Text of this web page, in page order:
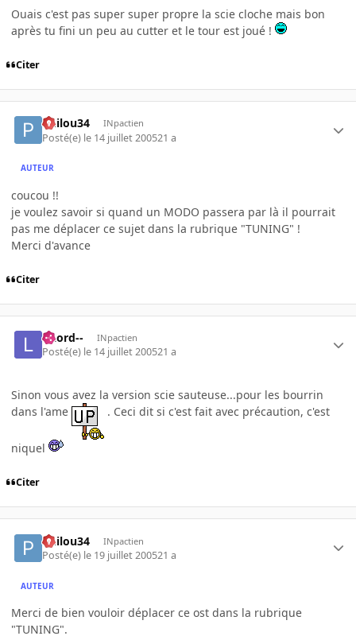
Ouais c'est pas super super propre la scie cloche mais bon
après tu fini un peu au cutter et le tour est joué !
Citer
Philou34 INpactien
Posté(e) le 14 juillet 200521 a
AUTEUR
coucou !!
je voulez savoir si quand un MODO passera par là il pourrait
pas me déplacer ce sujet dans la rubrique "TUNING" !
Merci d'avance
Citer
--Lord-- INpactien
Posté(e) le 14 juillet 200521 a
Sinon vous avez la version scie sauteuse...pour les bourrin
dans l'ame
. Ceci dit si c'est fait avec précaution, c'est
niquel
Citer
Philou34 INpactien
Posté(e) le 19 juillet 200521 a
AUTEUR
Merci de bien vouloir déplacer ce ost dans la rubrique
"TUNING".